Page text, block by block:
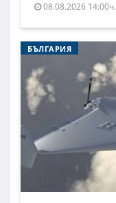
08.08.2026 14:00ч.
БЪЛГАРИЯ